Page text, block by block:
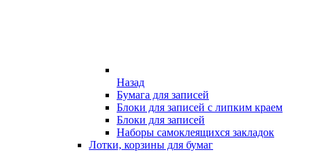
Назад
Бумага для записей
Блоки для записей с липким краем
Блоки для записей
Наборы самоклеящихся закладок
Лотки, корзины для бумаг